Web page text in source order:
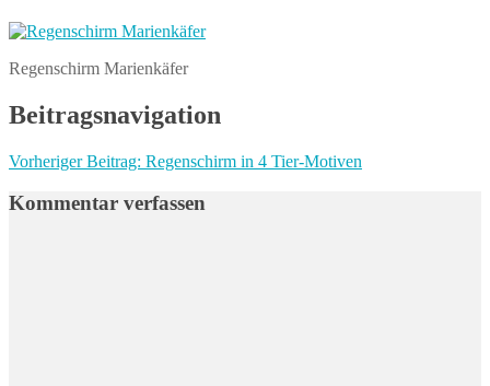
Regenschirm Marienkäfer
Beitragsnavigation
Vorheriger Beitrag: Regenschirm in 4 Tier-Motiven
Kommentar verfassen